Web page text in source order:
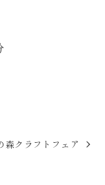
森クラフトフェア